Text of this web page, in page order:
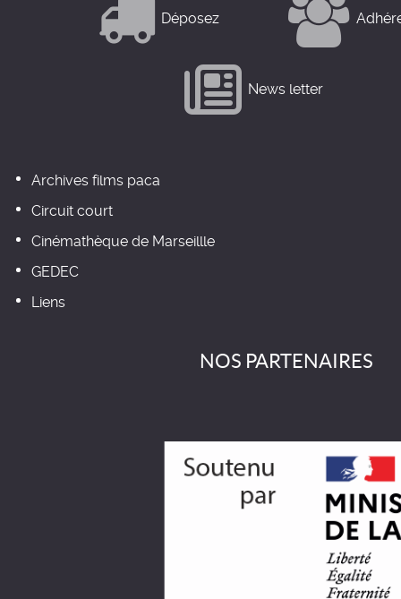
Déposez
News letter
Archives films paca
Circuit court
Cinémathèque de Marseillle
GEDEC
Liens
NOS PARTENAIRES